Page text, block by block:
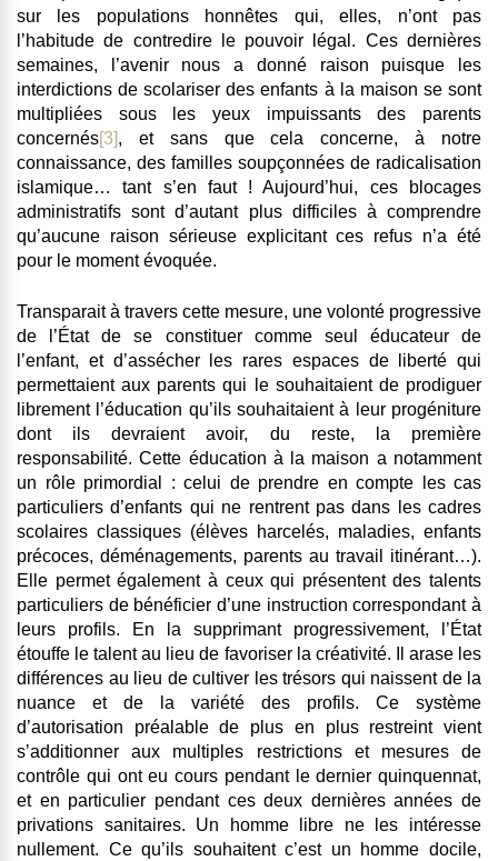
sur les populations honnêtes qui, elles, n’ont pas
l’habitude de contredire le pouvoir légal. Ces dernières
semaines, l’avenir nous a donné raison puisque les
interdictions de scolariser des enfants à la maison se sont
multipliées sous les yeux impuissants des parents
concernés[3], et sans que cela concerne, à notre
connaissance, des familles soupçonnées de radicalisation
islamique… tant s’en faut ! Aujourd’hui, ces blocages
administratifs sont d’autant plus difficiles à comprendre
qu’aucune raison sérieuse explicitant ces refus n’a été
pour le moment évoquée.
Transparait à travers cette mesure, une volonté progressive
de l’État de se constituer comme seul éducateur de
l’enfant, et d’assécher les rares espaces de liberté qui
permettaient aux parents qui le souhaitaient de prodiguer
librement l’éducation qu’ils souhaitaient à leur progéniture
dont ils devraient avoir, du reste, la première
responsabilité. Cette éducation à la maison a notamment
un rôle primordial : celui de prendre en compte les cas
particuliers d’enfants qui ne rentrent pas dans les cadres
scolaires classiques (élèves harcelés, maladies, enfants
précoces, déménagements, parents au travail itinérant…).
Elle permet également à ceux qui présentent des talents
particuliers de bénéficier d’une instruction correspondant à
leurs profils. En la supprimant progressivement, l’État
étouffe le talent au lieu de favoriser la créativité. Il arase les
différences au lieu de cultiver les trésors qui naissent de la
nuance et de la variété des profils. Ce système
d’autorisation préalable de plus en plus restreint vient
s’additionner aux multiples restrictions et mesures de
contrôle qui ont eu cours pendant le dernier quinquennat,
et en particulier pendant ces deux dernières années de
privations sanitaires. Un homme libre ne les intéresse
nullement. Ce qu’ils souhaitent c’est un homme docile,